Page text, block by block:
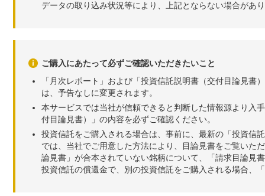
データの取り込み状況等により、上記とならない場合があ
ご購入にあたって必ずご確認いただきたいこと
「月次レポート」および「投資信託説明書（交付目論見
は、予告なしに変更されます。
本サービスでは当社が信頼できると判断した情報源より入
付目論見書）」の内容を必ずご確認ください。
投資信託をご購入される場合は、事前に、最新の「投資信
では、当社でご用意した方法により、目論見書をご覧いた
論見書」が合本されていない銘柄について、「請求目論見
投資信託の償還金で、別の投資信託をご購入される場合、